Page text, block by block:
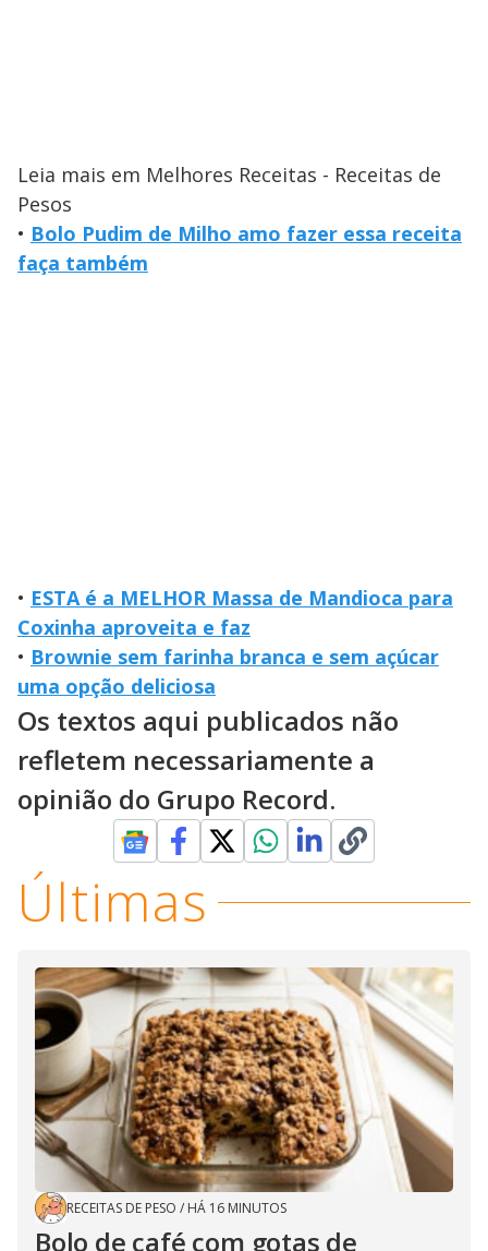
Leia mais em Melhores Receitas - Receitas de
Pesos
• Bolo Pudim de Milho amo fazer essa receita
faça também
• ESTA é a MELHOR Massa de Mandioca para
Coxinha aproveita e faz
• Brownie sem farinha branca e sem açúcar
uma opção deliciosa
Os textos aqui publicados não
refletem necessariamente a
opinião do Grupo Record.
Últimas
RECEITAS DE PESO / HÁ 16 MINUTOS
Bolo de café com gotas de